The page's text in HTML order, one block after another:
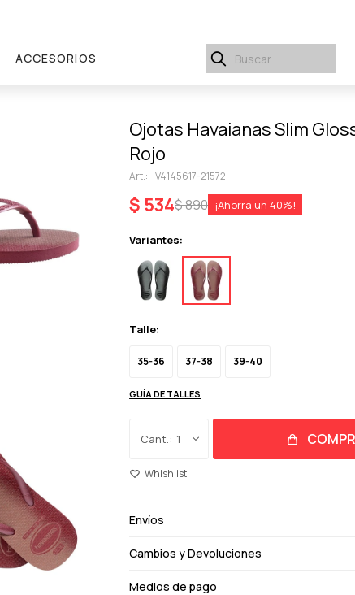
ACCESORIOS
Ojotas Havaianas Slim
Rojo
HV4145617-21572
$ 534$890 40
Variantes:
Talle:
35-36 37-38 39-40
GUÍA DE TALLES
1
Envíos
Cambios y Devoluciones
Medios de pago